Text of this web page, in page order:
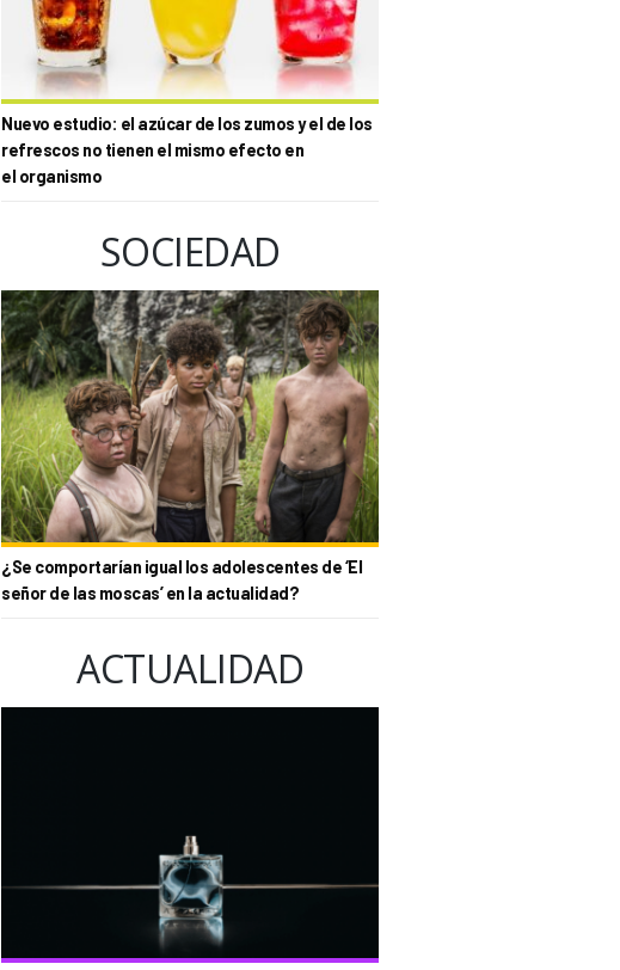
Nuevo estudio: el azúcar de los zumos y el de los
refrescos no tienen el mismo efecto en
el organismo
SOCIEDAD
¿Se comportarían igual los adolescentes de ‘El
señor de las moscas’ en la actualidad?
ACTUALIDAD